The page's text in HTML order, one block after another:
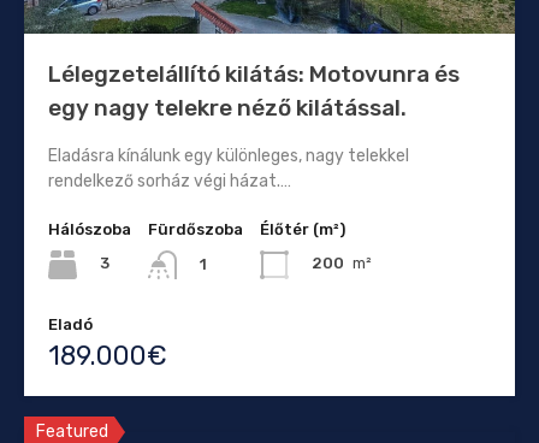
Lélegzetelállító kilátás: Motovunra és
egy nagy telekre néző kilátással.
Eladásra kínálunk egy különleges, nagy telekkel
rendelkező sorház végi házat.…
Hálószoba
3
Fürdőszoba
1
Élőtér (m²)
200 m²
Eladó
189.000€
Featured